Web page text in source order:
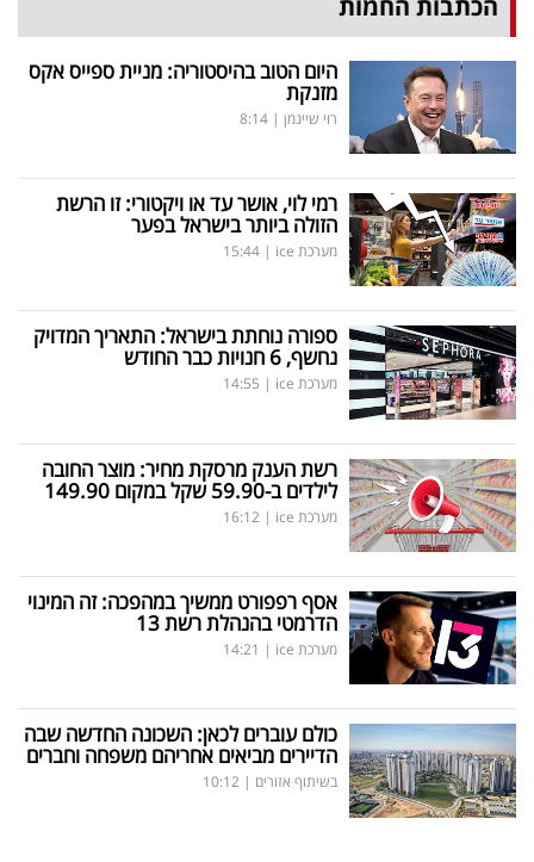
היום הטוב בהיסטוריה: מניית ספייס אקס
מזנקת
רוי שיינמן |
8:14
רמי לוי, אושר עד או ויקטורי: זו הרשת
הזולה ביותר בישראל בפער
מערכת ice |
15:44
ספורה נוחתת בישראל: התאריך המדויק
נחשף, 6 חנויות כבר החודש
מערכת ice |
14:55
רשת הענק מרסקת מחיר: מוצר החובה
לילדים ב-59.90 שקל במקום 149.90
מערכת ice |
16:12
אסף רפפורט ממשיך במהפכה: זה המינוי
הדרמטי בהנהלת רשת 13
מערכת ice |
14:21
כולם עוברים לכאן: השכונה החדשה שבה
הדיירים מביאים אחריהם משפחה וחברים
בשיתוף אזורים |
10:12